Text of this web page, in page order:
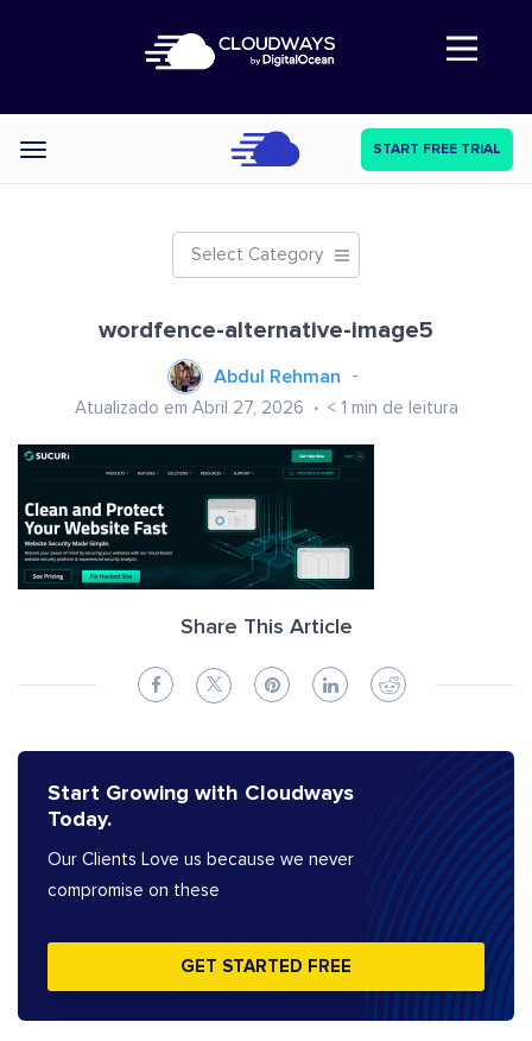
Abre a navegação
Categories START FREE TRIAL
Select Category
wordfence-alternative-image5
Abdul Rehman
Atualizado em Abril 27, 2026 < 1 min de leitura
Share This Article
Start Growing with Cloudways
Today.
Our Clients Love us because we never
compromise on these
GET STARTED FREE